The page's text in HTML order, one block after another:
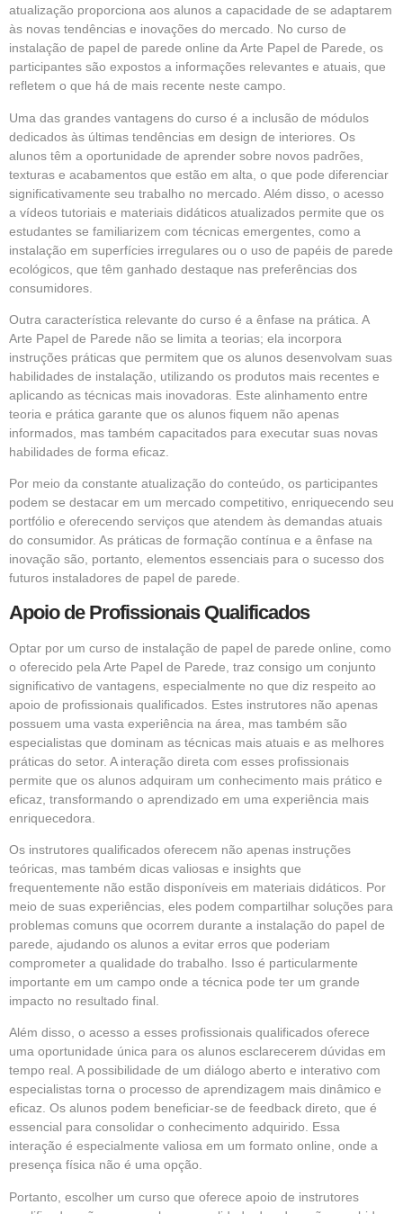
atualização proporciona aos alunos a capacidade de se adaptarem
às novas tendências e inovações do mercado. No curso de
instalação de papel de parede online da Arte Papel de Parede, os
participantes são expostos a informações relevantes e atuais, que
refletem o que há de mais recente neste campo.
Uma das grandes vantagens do curso é a inclusão de módulos
dedicados às últimas tendências em design de interiores. Os
alunos têm a oportunidade de aprender sobre novos padrões,
texturas e acabamentos que estão em alta, o que pode diferenciar
significativamente seu trabalho no mercado. Além disso, o acesso
a vídeos tutoriais e materiais didáticos atualizados permite que os
estudantes se familiarizem com técnicas emergentes, como a
instalação em superfícies irregulares ou o uso de papéis de parede
ecológicos, que têm ganhado destaque nas preferências dos
consumidores.
Outra característica relevante do curso é a ênfase na prática. A
Arte Papel de Parede não se limita a teorias; ela incorpora
instruções práticas que permitem que os alunos desenvolvam suas
habilidades de instalação, utilizando os produtos mais recentes e
aplicando as técnicas mais inovadoras. Este alinhamento entre
teoria e prática garante que os alunos fiquem não apenas
informados, mas também capacitados para executar suas novas
habilidades de forma eficaz.
Por meio da constante atualização do conteúdo, os participantes
podem se destacar em um mercado competitivo, enriquecendo seu
portfólio e oferecendo serviços que atendem às demandas atuais
do consumidor. As práticas de formação contínua e a ênfase na
inovação são, portanto, elementos essenciais para o sucesso dos
futuros instaladores de papel de parede.
Apoio de Profissionais Qualificados
Optar por um curso de instalação de papel de parede online, como
o oferecido pela Arte Papel de Parede, traz consigo um conjunto
significativo de vantagens, especialmente no que diz respeito ao
apoio de profissionais qualificados. Estes instrutores não apenas
possuem uma vasta experiência na área, mas também são
especialistas que dominam as técnicas mais atuais e as melhores
práticas do setor. A interação direta com esses profissionais
permite que os alunos adquiram um conhecimento mais prático e
eficaz, transformando o aprendizado em uma experiência mais
enriquecedora.
Os instrutores qualificados oferecem não apenas instruções
teóricas, mas também dicas valiosas e insights que
frequentemente não estão disponíveis em materiais didáticos. Por
meio de suas experiências, eles podem compartilhar soluções para
problemas comuns que ocorrem durante a instalação do papel de
parede, ajudando os alunos a evitar erros que poderiam
comprometer a qualidade do trabalho. Isso é particularmente
importante em um campo onde a técnica pode ter um grande
impacto no resultado final.
Além disso, o acesso a esses profissionais qualificados oferece
uma oportunidade única para os alunos esclarecerem dúvidas em
tempo real. A possibilidade de um diálogo aberto e interativo com
especialistas torna o processo de aprendizagem mais dinâmico e
eficaz. Os alunos podem beneficiar-se de feedback direto, que é
essencial para consolidar o conhecimento adquirido. Essa
interação é especialmente valiosa em um formato online, onde a
presença física não é uma opção.
Portanto, escolher um curso que oferece apoio de instrutores